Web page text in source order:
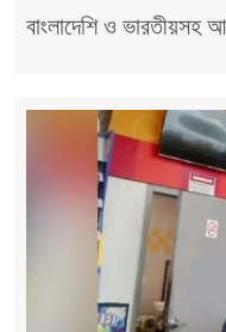
বাংলাদেশি ও